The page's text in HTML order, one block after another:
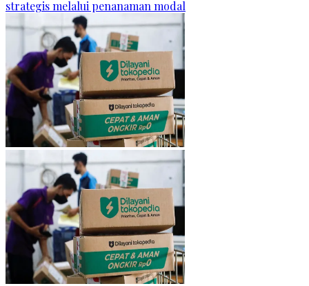
strategis melalui penanaman modal